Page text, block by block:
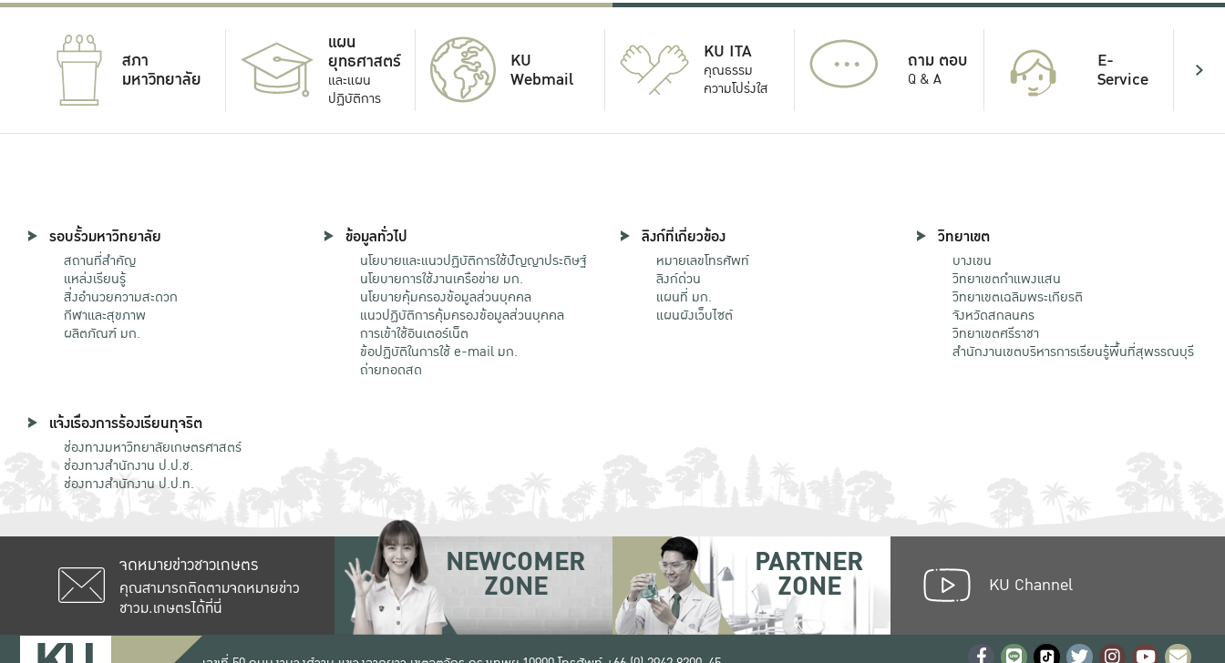
สภา
มหาวิทยาลัย
แผน
ยุทธศาสตร์
และแผน
ปฏิบัติการ
KU
Webmail
KU ITA
คุณธรรม
ความโปร่งใส
... ถาม ตอบ
Q & A
E-
Service
รอบรั้วมหาวิทยาลัย
สถานที่สำคัญ
แหล่งเรียนรู้
สิ่งอำนวยความสะดวก
กีฬาและสุขภาพ
ผลิตภัณฑ์ มก.
ข้อมูลทั่วไป
นโยบายและแนวปฏิบัติการใช้ปัญญาประดิษฐ์
นโยบายการใช้งานเครือข่าย มก.
นโยบายคุ้มครองข้อมูลส่วนบุคคล
แนวปฏิบัติการคุ้มครองข้อมูลส่วนบุคคล
การเข้าใช้อินเตอร์เน็ต
ข้อปฏิบัติในการใช้ e-mail มก.
ถ่ายทอดสด
ลิงก์ที่เกี่ยวข้อง
หมายเลขโทรศัพท์
ลิงก์ด่วน
แผนที่ มก.
แผนผังเว็บไซต์
วิทยาเขต
บางเขน
วิทยาเขตกําแพงแสน
วิทยาเขตเฉลิมพระเกียรติ
จังหวัดสกลนคร
วิทยาเขตศรีราชา
สำนักงานเขตบริหารการเรียนรู้พื้นที่สุพรรณบุรี
แจ้งเรื่องการร้องเรียนทุจริต
ช่องทางมหาวิทยาลัยเกษตรศาสตร์
ช่องทางสำนักงาน ป.ป.ช.
ช่องทางสำนักงาน ป.ป.ท.
จดหมายข่าวชาวเกษตร
คุณสามารถติดตามจดหมายข่าว
ชาวม.เกษตรได้ที่นี่
NEWCOMER
ZONE
PARTNER
ZONE KU Channel